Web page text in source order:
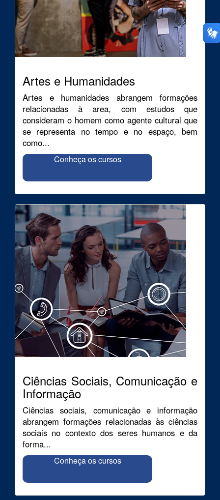
Artes e Humanidades
Artes e humanidades abrangem formações
relacionadas à area, com estudos que
consideram o homem como agente cultural que
se representa no tempo e no espaço, bem
como...
Conheça os cursos
Ciências Sociais, Comunicação e
Informação
Ciências sociais, comunicação e informação
abrangem formações relacionadas às ciências
sociais no contexto dos seres humanos e da
forma...
Conheça os cursos